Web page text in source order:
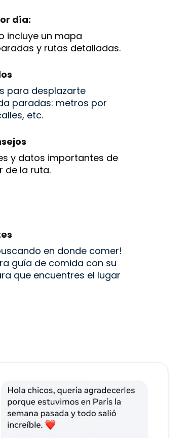
día:
incluye un mapa
y rutas detalladas.
para desplazarte
paradas: metros por
etc.
y datos importantes de
de la ruta.
en donde comer!
guía de comida con su
que encuentres el lugar